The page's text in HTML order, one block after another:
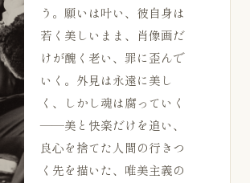
う。願いは叶い、彼自身は
若く美しいまま、肖像画だ
けが醜く老い、罪に歪んで
いく。外見は永遠に美し
く、しかし魂は腐っていく
——美と快楽だけを追い、
良心を捨てた人間の行きつ
く先を描いた、唯美主義の